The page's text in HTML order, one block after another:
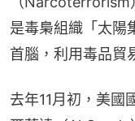
是毒梟組織「太陽
首腦，利用毒品貿
去年11月初，美國